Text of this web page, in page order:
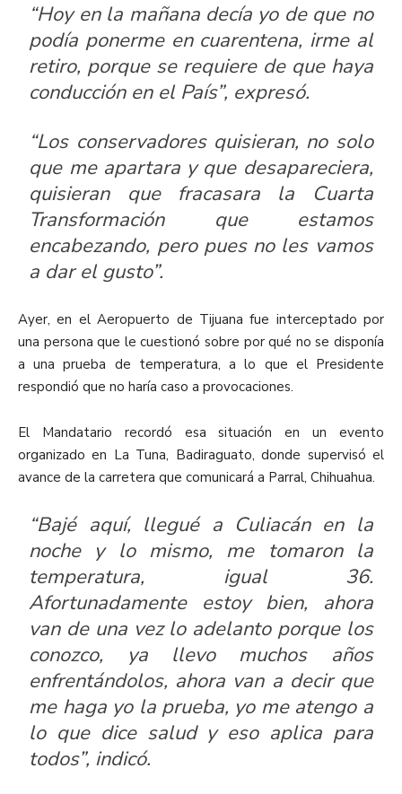
“Hoy en la mañana decía yo de que no
podía ponerme en cuarentena, irme al
retiro, porque se requiere de que haya
conducción en el País”, expresó.
“Los conservadores quisieran, no solo
que me apartara y que desapareciera,
quisieran que fracasara la Cuarta
Transformación que estamos
encabezando, pero pues no les vamos
a dar el gusto”.
Ayer, en el Aeropuerto de Tijuana fue interceptado por
una persona que le cuestionó sobre por qué no se disponía
a una prueba de temperatura, a lo que el Presidente
respondió que no haría caso a provocaciones.
El Mandatario recordó esa situación en un evento
organizado en La Tuna, Badiraguato, donde supervisó el
avance de la carretera que comunicará a Parral, Chihuahua.
“Bajé aquí, llegué a Culiacán en la
noche y lo mismo, me tomaron la
temperatura, igual 36.
Afortunadamente estoy bien, ahora
van de una vez lo adelanto porque los
conozco, ya llevo muchos años
enfrentándolos, ahora van a decir que
me haga yo la prueba, yo me atengo a
lo que dice salud y eso aplica para
todos”, indicó.